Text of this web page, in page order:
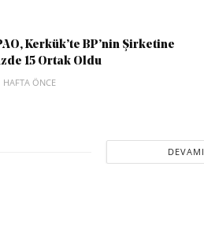
Kerkük’te BP’nin Şirketine
15 Ortak Oldu
ÖNCE